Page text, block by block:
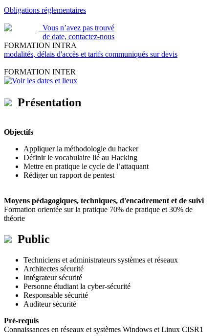
Obligations réglementaires
Vous n’avez pas trouvé
de date, contactez-nous
FORMATION INTRA
modalités, délais d'accès et tarifs communiqués sur devis
FORMATION INTER
Voir les dates et lieux
Présentation
Objectifs
Appliquer la méthodologie du hacker
Définir le vocabulaire lié au Hacking
Mettre en pratique le cycle de l’attaquant
Rédiger un rapport de pentest
Moyens pédagogiques, techniques, d'encadrement et de suivi
Formation orientée sur la pratique 70% de pratique et 30% de
théorie
Public
Techniciens et administrateurs systèmes et réseaux
Architectes sécurité
Intégrateur sécurité
Personne étudiant la cyber-sécurité
Responsable sécurité
Auditeur sécurité
Pré-requis
Connaissances en réseaux et systèmes Windows et Linux CISR1